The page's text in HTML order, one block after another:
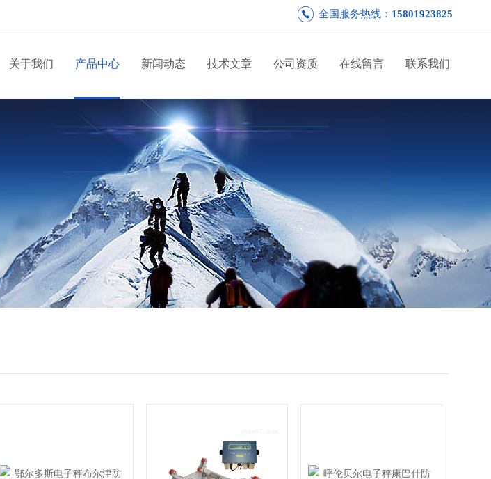
全国服务热线： 15801923825
关于我们 产品中心 新闻动态 技术文章 公司资质 在线留言 联系我们